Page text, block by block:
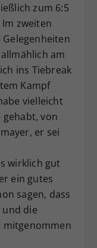
zum 6:5
zweiten
am
ins Tiebreak
Kampf
vielleicht
von
er sei
wirklich gut
ein gutes
sagen, dass
die
mitgenommen